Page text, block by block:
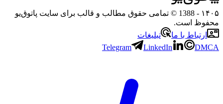
۱۴۰۵
- 1388 © تمامی حقوق مطالب و قالب برای سایت پاتوق‌یو
محفوظ است.
ارتباط با ما
تبلیغات
Telegram
LinkedIn DMCA